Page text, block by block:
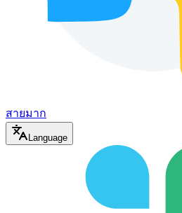
สายมาก
Language